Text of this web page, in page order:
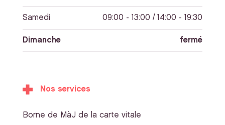
Samedi 09:00 - 13:00 / 14:00 - 19:30
Dimanche fermé
Nos services
Borne de MàJ de la carte vitale